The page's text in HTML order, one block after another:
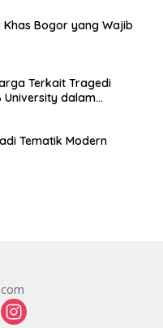
Khas Bogor yang Wajib
Terkait Tragedi
University dalam
Tematik Modern